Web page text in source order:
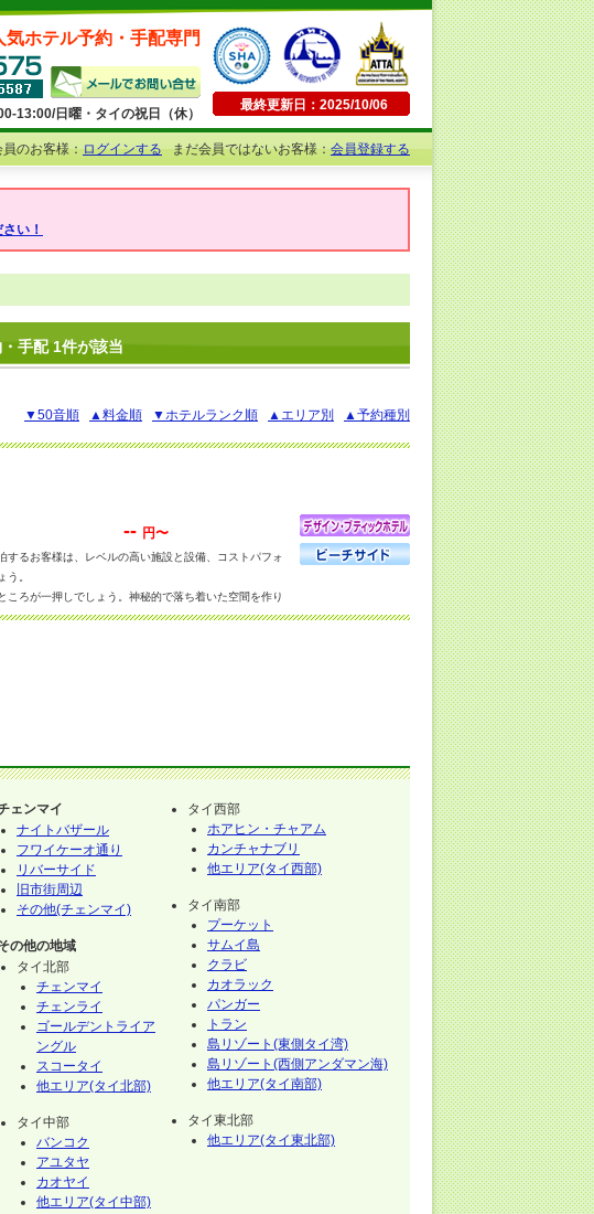
気ホテル予約・手配専門
13:00/日曜・タイの祝日（休）
最終更新日：2025/10/06
員のお客様：ログインするまだ会員ではないお客様：会員登録する
い！
手配 1件が該当
▼50音順 ▲料金順 ▼ホテルランク順 ▲エリア別 ▲予約種別
るお客様は、レベルの高い施設と設備、コストパフォ
う。
ろが一押しでしょう。神秘的で落ち着いた空間を作り
む様々なスポーツ・レジャー施設を提供します。
-- 円〜
ェンマイ
ナイトバザール
フワイケーオ通り
リバーサイド
旧市街周辺
その他(チェンマイ)
の他の地域
タイ北部
チェンマイ
チェンライ
ゴールデントライア
ングル
スコータイ
他エリア(タイ北部)
タイ中部
バンコク
アユタヤ
カオヤイ
他エリア(タイ中部)
タイ西部
ホアヒン・チャアム
カンチャナブリ
他エリア(タイ西部)
タイ南部
プーケット
サムイ島
クラビ
カオラック
パンガー
トラン
島リゾート(東側タイ湾)
島リゾート(西側アンダマン海)
他エリア(タイ南部)
タイ東北部
他エリア(タイ東北部)